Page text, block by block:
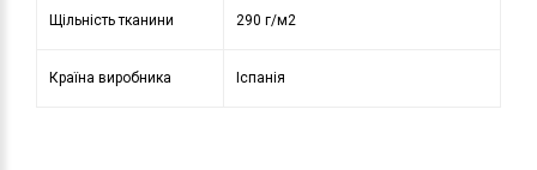
Щільність тканини 290 г/м2
Країна виробника Іспанія